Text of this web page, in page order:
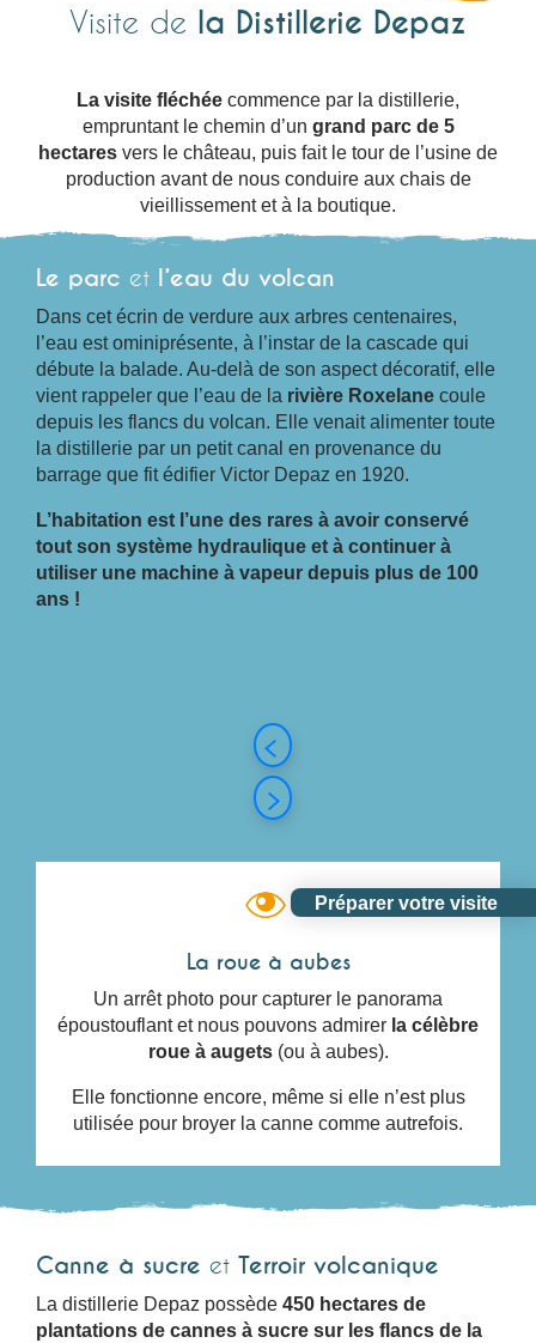
Préparer votre visite
Visite de la Distillerie Depaz
La visite fléchée commence par la distillerie,
empruntant le chemin d’un grand parc de 5
hectares vers le château, puis fait le tour de l’usine de
production avant de nous conduire aux chais de
vieillissement et à la boutique.
Le parc et l’eau du volcan
Dans cet écrin de verdure aux arbres centenaires,
l’eau est ominiprésente, à l’instar de la cascade qui
débute la balade. Au-delà de son aspect décoratif, elle
vient rappeler que l’eau de la rivière Roxelane coule
depuis les flancs du volcan. Elle venait alimenter toute
la distillerie par un petit canal en provenance du
barrage que fit édifier Victor Depaz en 1920.
L’habitation est l’une des rares à avoir conservé
tout son système hydraulique et à continuer à
utiliser une machine à vapeur depuis plus de 100
ans !
La roue à aubes
Un arrêt photo pour capturer le panorama
époustouflant et nous pouvons admirer la célèbre
roue à augets(ou à aubes).
Elle fonctionne encore, même si elle n’est plus
utilisée pour broyer la canne comme autrefois.
Canne à sucre et Terroir volcanique
La distillerie Depaz possède 450 hectares de
plantations de cannes à sucre sur les flancs de la